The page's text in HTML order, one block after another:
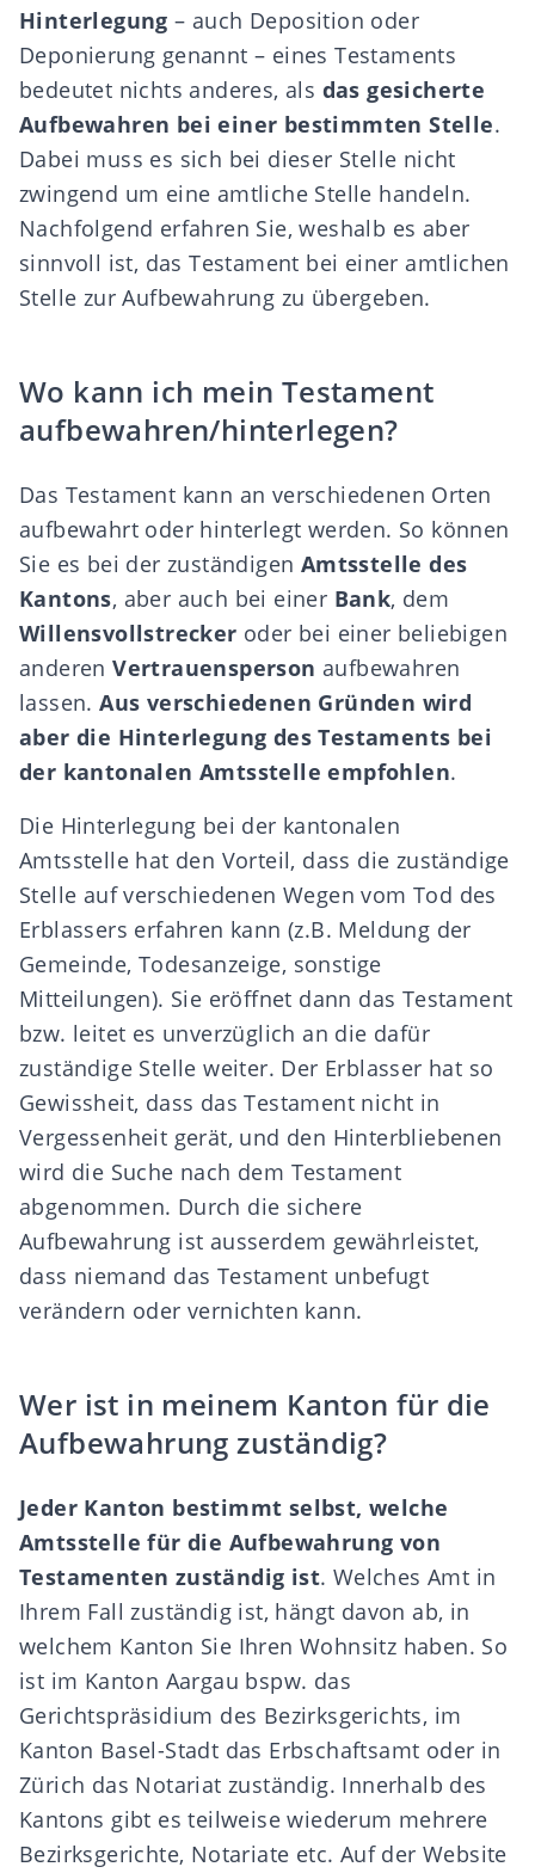
Hinterlegung – auch Deposition oder
Deponierung genannt – eines Testaments
bedeutet nichts anderes, als das gesicherte
Aufbewahren bei einer bestimmten Stelle.
Dabei muss es sich bei dieser Stelle nicht
zwingend um eine amtliche Stelle handeln.
Nachfolgend erfahren Sie, weshalb es aber
sinnvoll ist, das Testament bei einer amtlichen
Stelle zur Aufbewahrung zu übergeben.
Wo kann ich mein Testament
aufbewahren/hinterlegen?
Das Testament kann an verschiedenen Orten
aufbewahrt oder hinterlegt werden. So können
Sie es bei der zuständigen Amtsstelle des
Kantons, aber auch bei einer Bank, dem
Willensvollstrecker oder bei einer beliebigen
anderenVertrauensperson aufbewahren
lassen.Aus verschiedenen Gründen wird
aber die Hinterlegung des Testaments bei
der kantonalen Amtsstelle empfohlen.
Die Hinterlegung bei der kantonalen
Amtsstelle hat den Vorteil, dass die zuständige
Stelle auf verschiedenen Wegen vom Tod des
Erblassers erfahren kann (z.B. Meldung der
Gemeinde, Todesanzeige, sonstige
Mitteilungen). Sie eröffnet dann das Testament
bzw. leitet es unverzüglich an die dafür
zuständige Stelle weiter. Der Erblasser hat so
Gewissheit, dass das Testament nicht in
Vergessenheit gerät, und den Hinterbliebenen
wird die Suche nach dem Testament
abgenommen. Durch die sichere
Aufbewahrung ist ausserdem gewährleistet,
dass niemand das Testament unbefugt
verändern oder vernichten kann.
Wer ist in meinem Kanton für die
Aufbewahrung zuständig?
Jeder Kanton bestimmt selbst, welche
Amtsstelle für die Aufbewahrung von
Testamenten zuständig ist. Welches Amt in
Ihrem Fall zuständig ist, hängt davon ab, in
welchem Kanton Sie Ihren Wohnsitz haben. So
ist im Kanton Aargau bspw. das
Gerichtspräsidium des Bezirksgerichts, im
Kanton Basel-Stadt das Erbschaftsamt oder in
Zürich das Notariat zuständig. Innerhalb des
Kantons gibt es teilweise wiederum mehrere
Bezirksgerichte, Notariate etc. Auf der Website